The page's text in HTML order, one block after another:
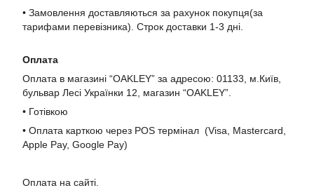
• Замовлення доставляються за рахунок покупця(за
тарифами перевізника). Строк доставки 1-3 дні.
Оплата
Оплата в магазині “OAKLEY” за адресою: 01133, м.Київ,
бульвар Лесі Українки 12, магазин “OAKLEY”.
• Готівкою
• Оплата карткою через POS термінал (Visa, Mastercard,
Apple Pay, Google Pay)
Оплата на сайті.